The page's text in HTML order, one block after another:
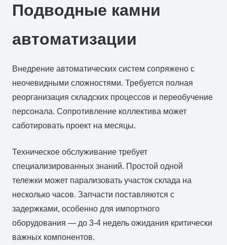
Подводные камни
автоматизации
Внедрение автоматических систем сопряжено с
неочевидными сложностями. Требуется полная
реорганизация складских процессов и переобучение
персонала. Сопротивление коллектива может
саботировать проект на месяцы.
Техническое обслуживание требует
специализированных знаний. Простой одной
тележки может парализовать участок склада на
несколько часов. Запчасти поставляются с
задержками, особенно для импортного
оборудования — до 3-4 недель ожидания критически
важных компонентов.